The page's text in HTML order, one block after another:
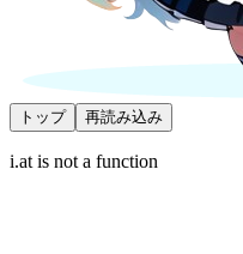
トップ 再読み込み
i.at is not a function